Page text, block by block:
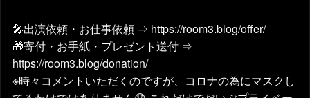
🎤出演依頼・お仕事依頼 ⇒ https://room3.blog/offer/
🎁寄付・お手紙・プレゼント送付 ⇒
https://room3.blog/donation/
※時々コメントいただくのですが、コロナの為にマスクし